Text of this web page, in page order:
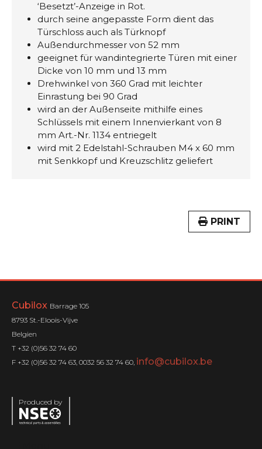
‘Besetzt’-Anzeige in Rot.
durch seine angepasste Form dient das
Türschloss auch als Türknopf
Außendurchmesser von 52 mm
geeignet für wandintegrierte Türen mit einer
Dicke von 10 mm und 13 mm
Drehwinkel von 360 Grad mit leichter
Einrastung bei 90 Grad
wird an der Außenseite mithilfe eines
Schlüssels mit einem Innenvierkant von 8
mm Art.-Nr. 1134 entriegelt
wird mit 2 Edelstahl-Schrauben M4 x 60 mm
mit Senkkopf und Kreuzschlitz geliefert
PRINT
Cubilox Barrage 105
8793 St.-Eloois-Vijve
Belgien
T +32 (0)56 32 74 60
F +32 (0)56 32 74 63, 0032 56 32 74 60, info@cubilox.be
Produced by